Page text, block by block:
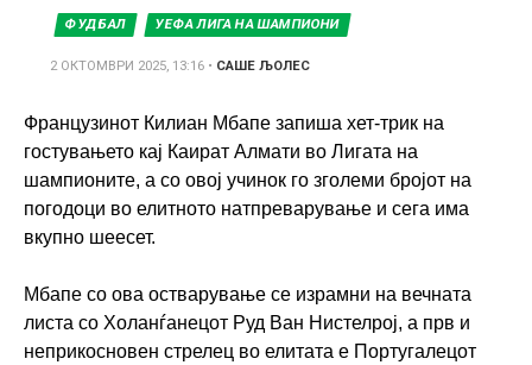
ФУДБАЛ УЕФА ЛИГА НА ШАМПИОНИ
2 ОКТОМВРИ 2025, 13:16 • САШЕ ЉОЛЕС
Французинот Килиан Мбапе запиша хет-трик на
гостувањето кај Каират Алмати во Лигата на
шампионите, а со овој учинок го зголеми бројот на
погодоци во елитното натпреварување и сега има
вкупно шеесет.
Мбапе со ова остварување се израмни на вечната
листа со Холанѓанецот Руд Ван Нистелрој, а прв и
неприкосновен стрелец во елитата е Португалецот